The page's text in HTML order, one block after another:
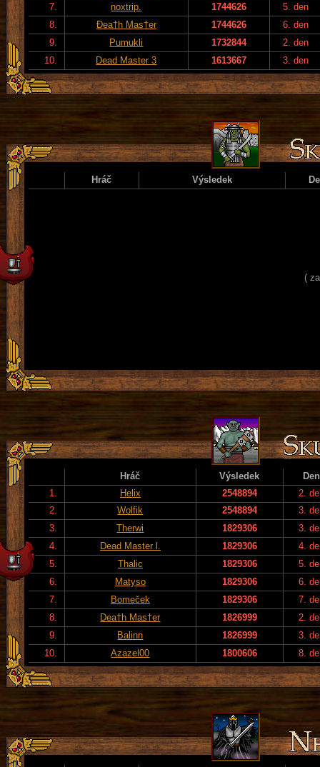
7.
noxtrip. 1744626
5. den
8.
Đea†h Mas†er 1744626
6. den
9.
Pumukli 1732844
2. den
10.
Dead Master 3 1613667 3. den
Hráč Výsledek
(
Hráč Výsledek
Den
1.
Helix 2548894
2.
2.
Wolfik 2548894
3.
3.
Therwi 1829306
3.
4.
Dead Master l. 1829306
4.
5.
Thalic 1829306
5.
6.
Matyso 1829306
6.
7.
Bomeček 1829306
7.
8.
Dea†h Mas†er 1826999
2.
9.
Balinn 1826999
3.
10.
Azazel00 1800606 8.